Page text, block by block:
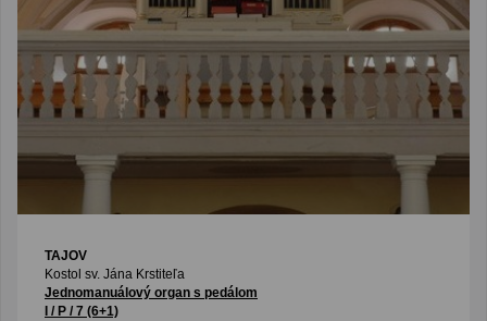
TAJOV
Kostol sv. Jána Krstiteľa
Jednomanuálový organ s pedálom
I / P / 7 (6+1)